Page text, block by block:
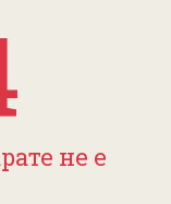
не е